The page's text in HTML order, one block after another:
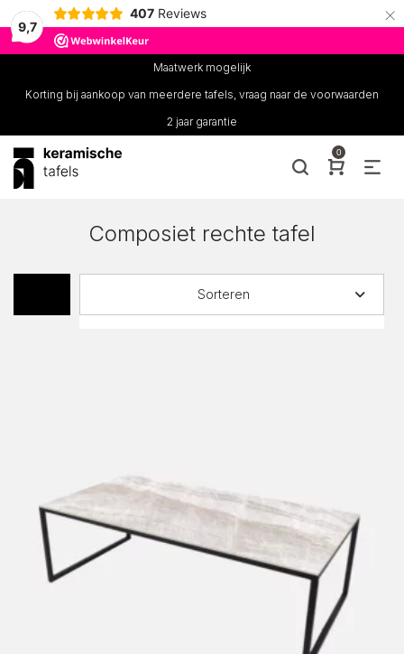
9,7
407 Reviews ×
Maatwerk mogelijk
Korting bij aankoop van meerdere tafels, vraag naar de voorwaarden
2 jaar garantie
0
Composiet rechte tafel
Sorteren